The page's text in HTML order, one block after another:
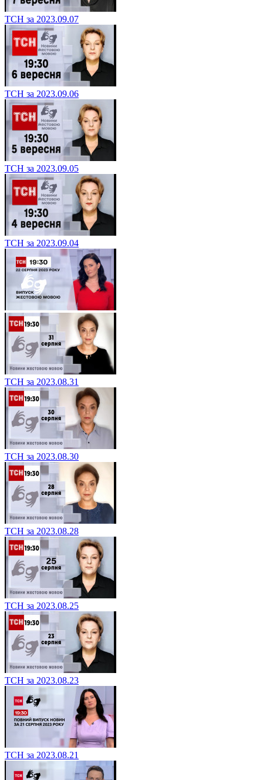
ТСН за 2023.09.07
ТСН за 2023.09.06
ТСН за 2023.09.05
ТСН за 2023.09.04
ТСН за 2023.08.31
ТСН за 2023.08.30
ТСН за 2023.08.28
ТСН за 2023.08.25
ТСН за 2023.08.23
ТСН за 2023.08.21